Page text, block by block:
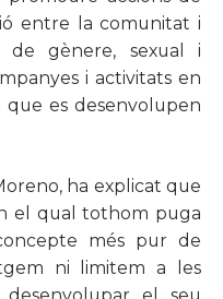
entre la comunitat i
de gènere, sexual i
i activitats en
que es desenvolupen
ha explicat que
el qual tothom puga
més pur de
ni limitem a les